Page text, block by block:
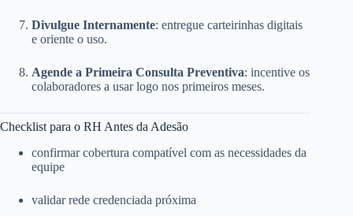
Divulgue Internamente: entregue carteirinhas digitais
e oriente o uso.
Agende a Primeira Consulta Preventiva: incentive os
colaboradores a usar logo nos primeiros meses.
Checklist para o RH Antes da Adesão
confirmar cobertura compatível com as necessidades da
equipe
validar rede credenciada próxima